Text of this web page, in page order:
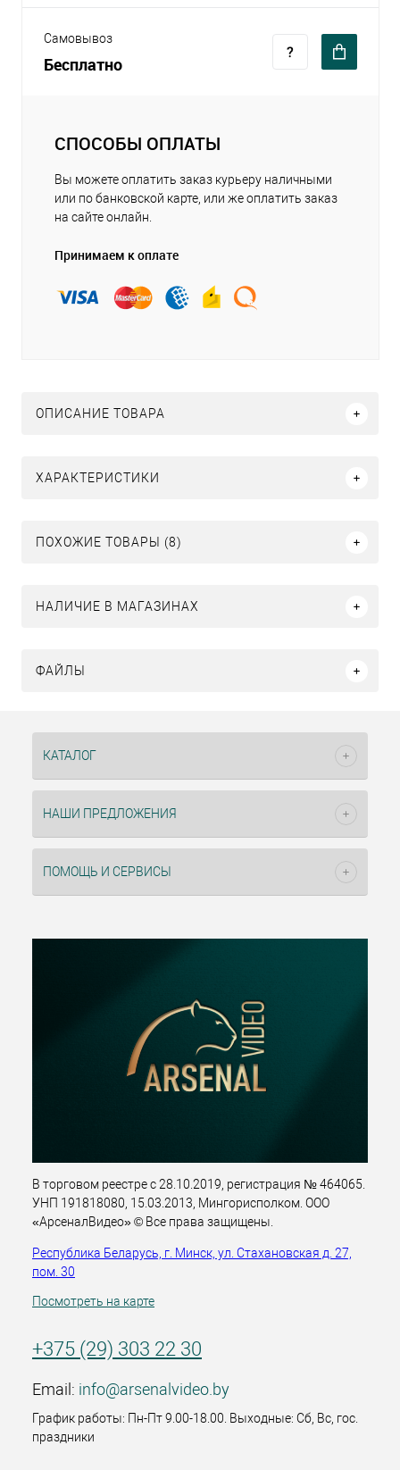
Самовывоз
Бесплатно
СПОСОБЫ ОПЛАТЫ
Вы можете оплатить заказ курьеру наличными
или по банковской карте, или же оплатить заказ
на сайте онлайн.
Принимаем к оплате
ОПИСАНИЕ ТОВАРА
ХАРАКТЕРИСТИКИ
ПОХОЖИЕ ТОВАРЫ (8)
НАЛИЧИЕ В МАГАЗИНАХ
ФАЙЛЫ
КАТАЛОГ
НАШИ ПРЕДЛОЖЕНИЯ
ПОМОЩЬ И СЕРВИСЫ
В торговом реестре с 28.10.2019, регистрация № 464065.
УНП 191818080, 15.03.2013, Мингорисполком. ООО
«АрсеналВидео» © Все права защищены.
Республика Беларусь, г. Минск, ул. Стахановская д. 27,
пом. 30
Посмотреть на карте
+375 (29) 303 22 30
Email: info@arsenalvideo.by
График работы: Пн-Пт 9.00-18.00. Выходные: Сб, Вс, гос.
праздники